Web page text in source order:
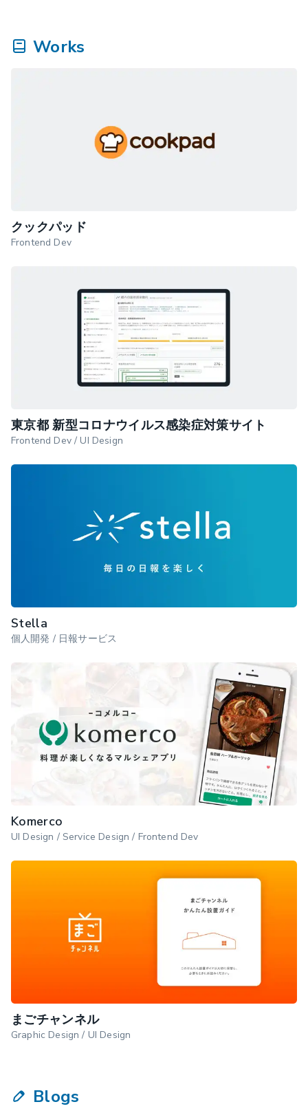
Works
クックパッド
Frontend Dev
東京都 新型コロナウイルス感染症対策サイト
Frontend Dev / UI Design
Stella
個人開発 / 日報サービス
Komerco
UI Design / Service Design / Frontend Dev
まごチャンネル
Graphic Design / UI Design
Blogs